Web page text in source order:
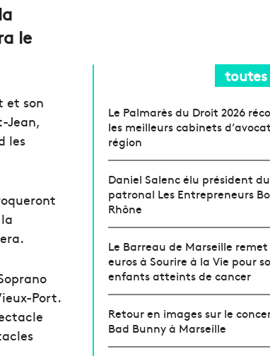
le
et son
Jean,
les
Port.
toutes
Le Palmarès du Droit 2026
les meilleurs cabinets
région
Daniel Salenc élu président
patronal Les Entrepreneurs
Rhône
Le Barreau de Marseille remet
euros à Sourire à la Vie pour
enfants atteints de cancer
Retour en images sur le
Bad Bunny à Marseille